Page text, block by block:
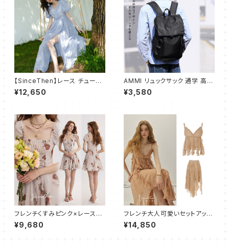
【SinceThen】レース チュール
ワンピース ドレス ロング
¥12,650
AMMI リュックサック 通学 高校
生 大学生 人気 メンズ バックパ
ック 大容量 ビジネスリュック お
¥3,580
フレンチくすみピンク×レースア
ップミニワンピース
¥9,680
フレンチ大人可愛いセットアップ
フリル×フリンジ
¥14,850